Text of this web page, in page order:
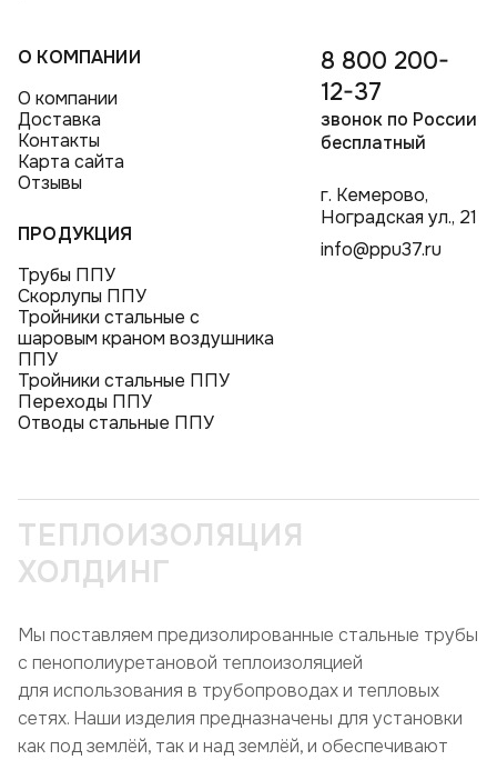
О КОМПАНИИ
О компании
Доставка
Контакты
Карта сайта
Отзывы
ПРОДУКЦИЯ
Трубы ППУ
Скорлупы ППУ
Тройники стальные с
шаровым краном воздушника
ППУ
Тройники стальные ППУ
Переходы ППУ
Отводы стальные ППУ
8 800 200-
12-37
звонок по России
бесплатный
г. Кемерово,
Ноградская ул., 21
info@ppu37.ru
ТЕПЛОИЗОЛЯЦИЯ
ХОЛДИНГ
Мы поставляем предизолированные стальные трубы
с пенополиуретановой теплоизоляцией
для использования в трубопроводах и тепловых
сетях. Наши изделия предназначены для установки
как под землёй, так и над землёй, и обеспечивают